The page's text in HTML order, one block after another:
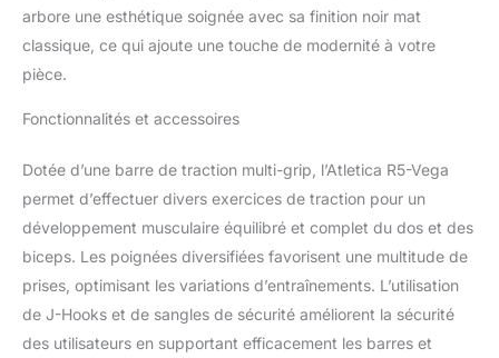
lourds.
arbore une esthétique soignée avec sa finition noir mat
classique, ce qui ajoute une touche de modernité à votre
pièce.
Fonctionnalités et accessoires
Dotée d’une barre de traction multi-grip, l’Atletica R5-Vega
permet d’effectuer divers exercices de traction pour un
développement musculaire équilibré et complet du dos et des
biceps. Les poignées diversifiées favorisent une multitude de
prises, optimisant les variations d’entraînements. L’utilisation
de J-Hooks et de sangles de sécurité améliorent la sécurité
des utilisateurs en supportant efficacement les barres et